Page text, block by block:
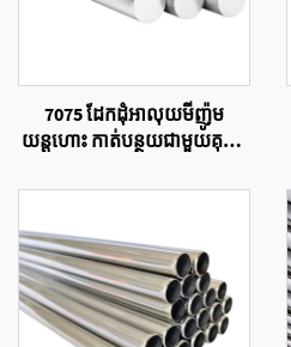
7075 ដែកដុំអាលុយមីញ៉ូម
យន្តហោះ កាត់បន្ថយជាមួយគុណ
ដែកដុំអាលុយមីញ៉ូម T6